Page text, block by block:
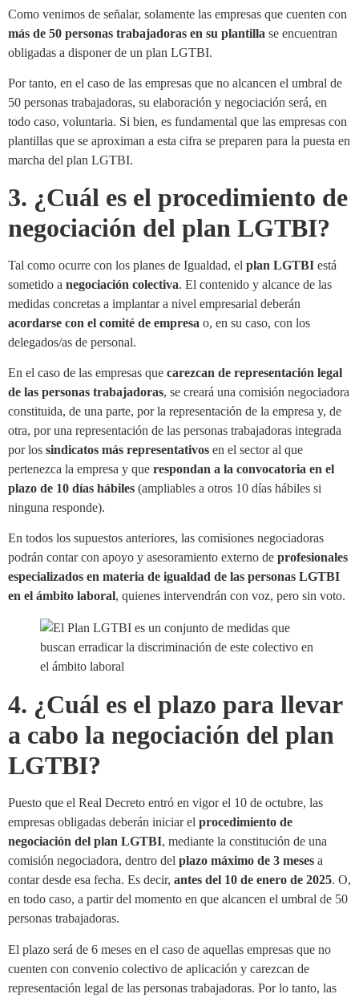
Como venimos de señalar, solamente las empresas que cuenten con
más de 50 personas trabajadoras en su plantilla se encuentran
obligadas a disponer de un plan LGTBI.
Por tanto, en el caso de las empresas que no alcancen el umbral de
50 personas trabajadoras, su elaboración y negociación será, en
todo caso, voluntaria. Si bien, es fundamental que las empresas con
plantillas que se aproximan a esta cifra se preparen para la puesta en
marcha del plan LGTBI.
3. ¿Cuál es el procedimiento de
negociación del plan LGTBI?
Tal como ocurre con los planes de Igualdad, el plan LGTBI está
sometido a negociación colectiva. El contenido y alcance de las
medidas concretas a implantar a nivel empresarial deberán
acordarse con el comité de empresa o, en su caso, con los
delegados/as de personal.
En el caso de las empresas que carezcan de representación legal
de las personas trabajadoras, se creará una comisión negociadora
constituida, de una parte, por la representación de la empresa y, de
otra, por una representación de las personas trabajadoras integrada
por los sindicatos más representativos en el sector al que
pertenezca la empresa y que respondan a la convocatoria en el
plazo de 10 días hábiles (ampliables a otros 10 días hábiles si
ninguna responde).
En todos los supuestos anteriores, las comisiones negociadoras
podrán contar con apoyo y asesoramiento externo de profesionales
especializados en materia de igualdad de las personas LGTBI
en el ámbito laboral, quienes intervendrán con voz, pero sin voto.
4. ¿Cuál es el plazo para llevar
a cabo la negociación del plan
LGTBI?
Puesto que el Real Decreto entró en vigor el 10 de octubre, las
empresas obligadas deberán iniciar el procedimiento de
negociación del plan LGTBI, mediante la constitución de una
comisión negociadora, dentro del plazo máximo de 3 meses a
contar desde esa fecha. Es decir, antes del 10 de enero de 2025. O,
en todo caso, a partir del momento en que alcancen el umbral de 50
personas trabajadoras.
El plazo será de 6 meses en el caso de aquellas empresas que no
cuenten con convenio colectivo de aplicación y carezcan de
representación legal de las personas trabajadoras. Por lo tanto, las